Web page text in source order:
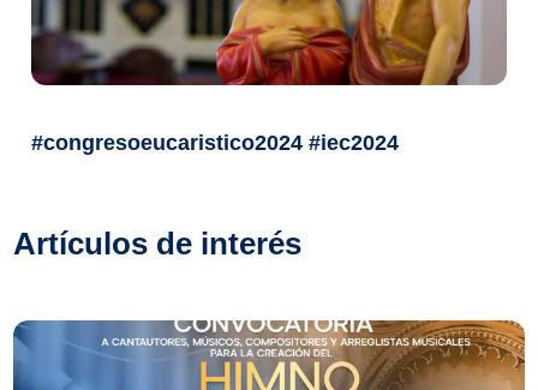
#congresoeucaristico2024 #iec2024
Artículos de interés